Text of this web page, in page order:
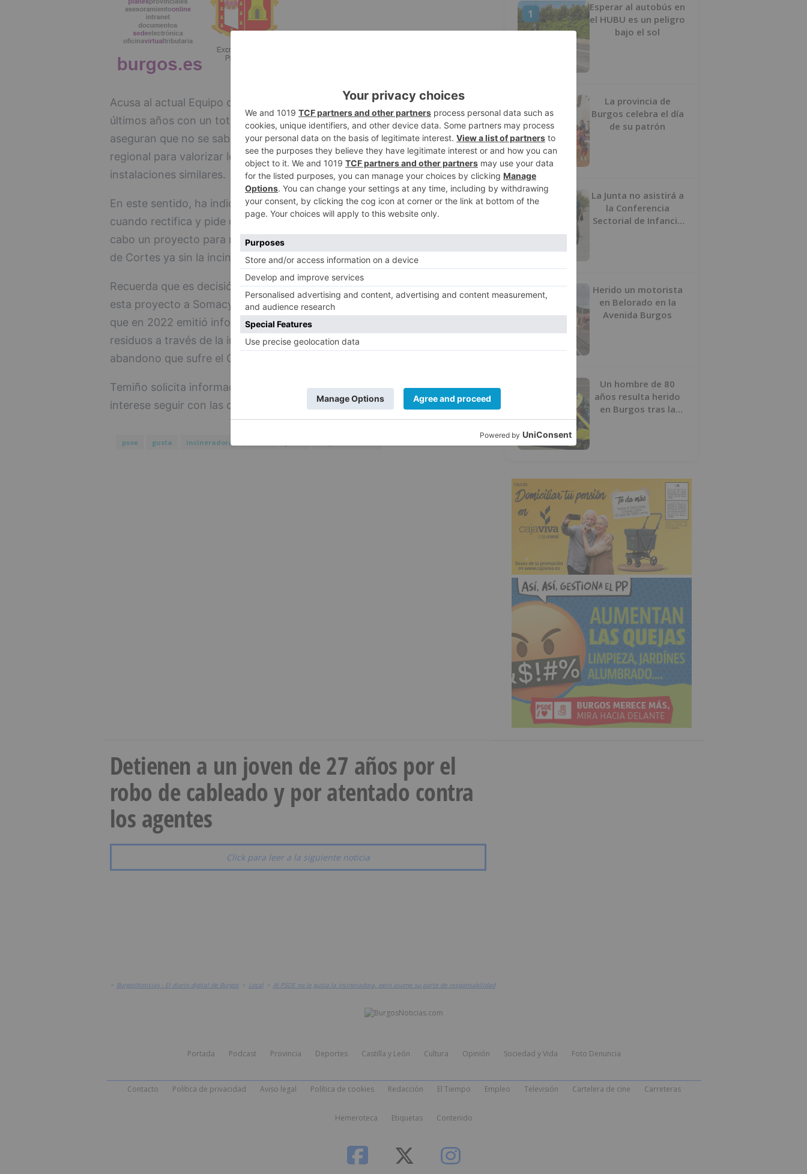
Acusa al actual Equipo de Gobierno de falta de información en los tres
últimos años con un total desconocimiento acerca del proyecto y además
aseguran que no se sabía que se iba a construir una gran incineradora
regional para valorizar los residuos por lo que no tiene sentido tener dos
instalaciones similares.
En este sentido, ha indicado que este Equipo de Gobierno sólo acierta
cuando rectifica y pide que deje de echar la culpa a otros y que lleve a
cabo un proyecto para remodelar el Centro de Tratamiento de Residuos
de Cortes ya sin la incineradora.
Recuerda que es decisión de la actual Corporación haber encomendado
esta proyecto a Somacyl y no a otra empresa de servicios. Además indica
que en 2022 emitió informes favorables con la intención de quemar
residuos a través de la incineración y para resolver una situación de
abandono que sufre el CTR de Cortes desde hace 16 años.
Temiño solicita información sobre la posibilidad de que a Somacyl le
interese seguir con las obras en el CTR sin la incineradora.
psoe gusta incineradora
1
Esperar al autobús en
el HUBU es un peligro
bajo el sol
2
La provincia de
Burgos celebra el día
de su patrón
3
La Junta no asistirá a
la Conferencia
Sectorial de Infancia
4
Herido un motorista
en Belorado en la
Avenida Burgos
Un hombre de 80
años resulta herido
en Burgos tras la
Detienen a un joven de 27 años por el
robo de cableado y por atentado contra
los agentes
Click para leer a la siguiente noticia
> BurgosNoticias - El diario digital de Burgos > Local > Al PSOE no le gusta la incineradora, pero asume su parte de responsabilidad
Portada Podcast Provincia Deportes Castilla y León Cultura Opinión Sociedad y Vida Foto Denuncia
Contacto Política de privacidad Aviso legal Política de cookies Redacción El Tiempo Empleo Televisión Cartelera de cine Carreteras
Hemeroteca Etiquetas Contenido